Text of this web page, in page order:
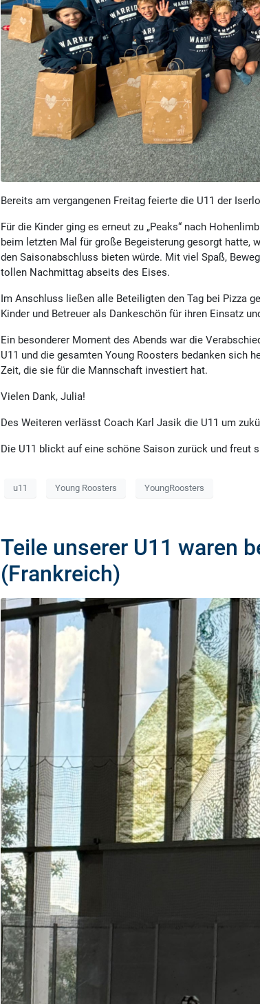
Bereits am vergangenen Freitag feierte die U11 der
Für die Kinder ging es erneut zu „Peaks“ nach
beim letzten Mal für große Begeisterung gesorgt hatte,
den Saisonabschluss bieten würde. Mit viel Spaß,
tollen Nachmittag abseits des Eises.
Im Anschluss ließen alle Beteiligten den Tag bei Pizza
Kinder und Betreuer als Dankeschön für ihren Einsatz
Ein besonderer Moment des Abends war die
U11 und die gesamten Young Roosters bedanken sich
Zeit, die sie für die Mannschaft investiert hat.
Vielen Dank, Julia!
Des Weiteren verlässt Coach Karl Jasik die U11 um
Die U11 blickt auf eine schöne Saison zurück und freut
u11 Young Roosters YoungRoosters
Teile unserer U11 waren
(Frankreich)